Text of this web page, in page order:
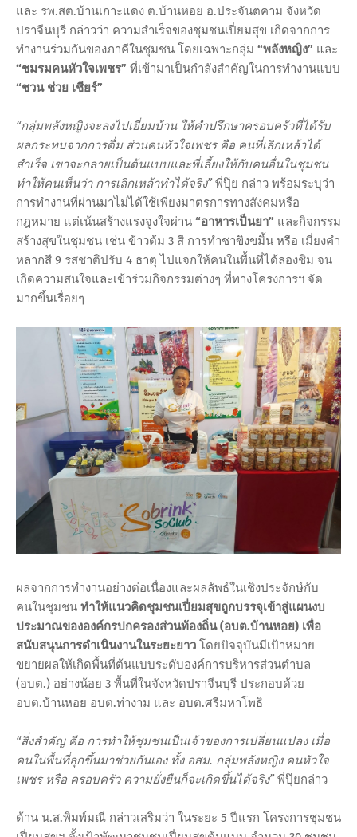
และ รพ.สต.บ้านเกาะแดง ต.บ้านหอย อ.ประจันตคาม จังหวัด
ปราจีนบุรี กล่าวว่า ความสำเร็จของชุมชนเปี่ยมสุข เกิดจากการ
ทำงานร่วมกันของภาคีในชุมชน โดยเฉพาะกลุ่ม “พลังหญิง” และ
“ชมรมคนหัวใจเพชร” ที่เข้ามาเป็นกำลังสำคัญในการทำงานแบบ
“ชวน ช่วย เชียร์”
“กลุ่มพลังหญิงจะลงไปเยี่ยมบ้าน ให้คำปรึกษาครอบครัวที่ได้รับ
ผลกระทบจากการดื่ม ส่วนคนหัวใจเพชร คือ คนที่เลิกเหล้าได้
สำเร็จ เขาจะกลายเป็นต้นแบบและพี่เลี้ยงให้กับคนอื่นในชุมชน
ทำให้คนเห็นว่า การเลิกเหล้าทำได้จริง” พี่ปุ๊ย กล่าว พร้อมระบุว่า
การทำงานที่ผ่านมาไม่ได้ใช้เพียงมาตรการทางสังคมหรือ
กฎหมาย แต่เน้นสร้างแรงจูงใจผ่าน “อาหารเป็นยา” และกิจกรรม
สร้างสุขในชุมชน เช่น ข้าวต้ม 3 สี การทำชาขิงขมิ้น หรือ เมี่ยงคำ
หลากสี 9 รสชาติปรับ 4 ธาตุ ไปแจกให้คนในพื้นที่ได้ลองชิม จน
เกิดความสนใจและเข้าร่วมกิจกรรมต่างๆ ที่ทางโครงการฯ จัด
มากขึ้นเรื่อยๆ
ผลจากการทำงานอย่างต่อเนื่องและผลลัพธ์ในเชิงประจักษ์กับ
คนในชุมชน ทำให้แนวคิดชุมชนเปี่ยมสุขถูกบรรจุเข้าสู่แผนงบ
ประมาณขององค์กรปกครองส่วนท้องถิ่น (อบต.บ้านหอย) เพื่อ
สนับสนุนการดำเนินงานในระยะยาว โดยปัจจุบันมีเป้าหมาย
ขยายผลให้เกิดพื้นที่ต้นแบบระดับองค์การบริหารส่วนตำบล
(อบต.) อย่างน้อย 3 พื้นที่ในจังหวัดปราจีนบุรี ประกอบด้วย
อบต.บ้านหอย อบต.ท่างาม และ อบต.ศรีมหาโพธิ
“สิ่งสำคัญ คือ การทำให้ชุมชนเป็นเจ้าของการเปลี่ยนแปลง เมื่อ
คนในพื้นที่ลุกขึ้นมาช่วยกันเอง ทั้ง อสม. กลุ่มพลังหญิง คนหัวใจ
เพชร หรือ ครอบครัว ความยั่งยืนก็จะเกิดขึ้นได้จริง” พี่ปุ๊ยกล่าว
ด้าน น.ส.พิมพ์มณี กล่าวเสริมว่า ในระยะ 5 ปีแรก โครงการชุมชน